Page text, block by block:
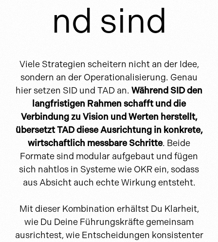
nd sind
Viele Strategien scheitern nicht an der Idee,
sondern an der Operationalisierung. Genau
hier setzen SID und TAD an. Während SID den
langfristigen Rahmen schafft und die
Verbindung zu Vision und Werten herstellt,
übersetzt TAD diese Ausrichtung in konkrete,
wirtschaftlich messbare Schritte. Beide
Formate sind modular aufgebaut und fügen
sich nahtlos in Systeme wie OKR ein, sodass
aus Absicht auch echte Wirkung entsteht.
Mit dieser Kombination erhältst Du Klarheit,
wie Du Deine Führungskräfte gemeinsam
ausrichtest, wie Entscheidungen konsistenter